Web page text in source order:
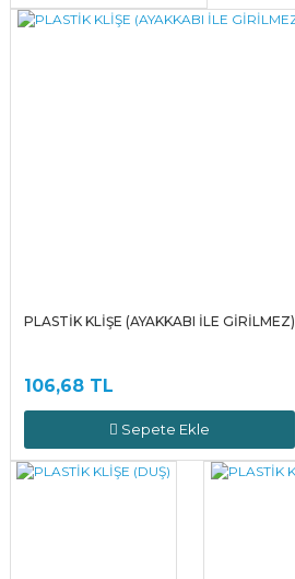
PLASTİK KLİŞE (AYAKKABI İLE GİRİLMEZ)
106,68 TL
Sepete Ekle